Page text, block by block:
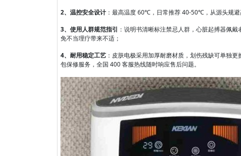
2、温控安全设计 ：最高温度 60℃，日常推荐 40-50℃，从源头规避
3、使用人群规范指引 ：说明书清晰标注禁忌人群，心脏起搏器佩
免不当理疗带来不适；
4、耐用稳定工艺 ：皮肤电极采用加厚耐磨材质，划伤残缺可单独
包保修服务，全国 400 客服热线随时响应售后问题。